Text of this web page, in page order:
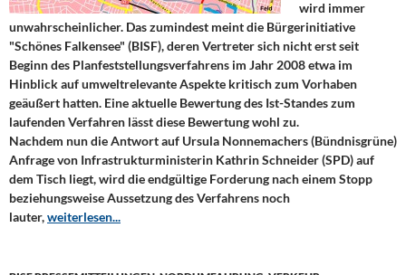
wird immer
unwahrscheinlicher. Das zumindest meint die Bürgerinitiative
"Schönes Falkensee" (BISF), deren Vertreter sich nicht erst seit
Beginn des Planfeststellungsverfahrens im Jahr 2008 etwa im
Hinblick auf umweltrelevante Aspekte kritisch zum Vorhaben
geäußert hatten. Eine aktuelle Bewertung des Ist-Standes zum
laufenden Verfahren lässt diese Bewertung wohl zu.
Nachdem nun die Antwort auf Ursula Nonnemachers (Bündnisgrüne)
Anfrage von Infrastrukturministerin Kathrin Schneider (SPD) auf
dem Tisch liegt, wird die endgültige Forderung nach einem Stopp
beziehungsweise Aussetzung des Verfahrens noch
lauter,weiterlesen...